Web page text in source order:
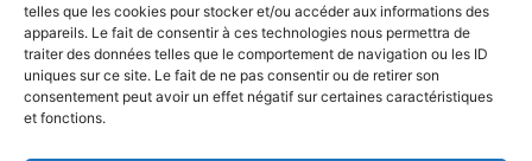
telles que les cookies pour stocker et/ou accéder aux informations des
appareils. Le fait de consentir à ces technologies nous permettra de
traiter des données telles que le comportement de navigation ou les ID
uniques sur ce site. Le fait de ne pas consentir ou de retirer son
consentement peut avoir un effet négatif sur certaines caractéristiques
et fonctions.